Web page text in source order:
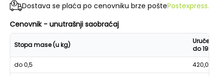
Dostava se plaća po cenovniku brze poštePostexpress.
Cenovnik - unutrašnji saobraćaj
Stopa mase (u kg)
Uručenje
do 19h
do 0,5
420,00